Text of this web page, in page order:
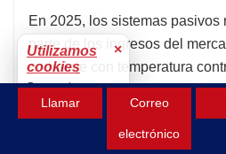
En 2025, los sistemas pasivos
parte de los ingresos del
embalaje con temperatura
2026, este dominio se
materiales de cambio de fase
Llamar Correo
electrónico
Utilizamos
cookies
×
Para mejorar tu
experiencia.